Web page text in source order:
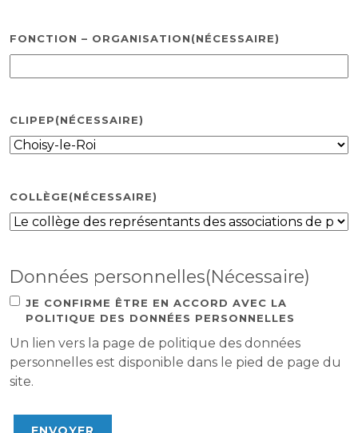
FONCTION – ORGANISATION(NÉCESSAIRE)
CLIPEP(NÉCESSAIRE)
COLLÈGE(NÉCESSAIRE)
Données personnelles(Nécessaire)
JE CONFIRME ÊTRE EN ACCORD AVEC LA
POLITIQUE DES DONNÉES PERSONNELLES
Un lien vers la page de politique des données
personnelles est disponible dans le pied de page du
site.